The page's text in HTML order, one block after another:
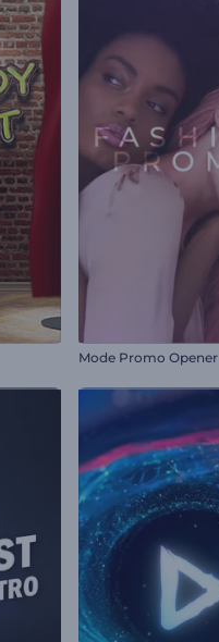
Mode Promo Opener